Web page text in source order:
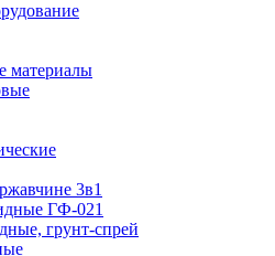
материалы
3в1
ГФ-021
грунт-спрей